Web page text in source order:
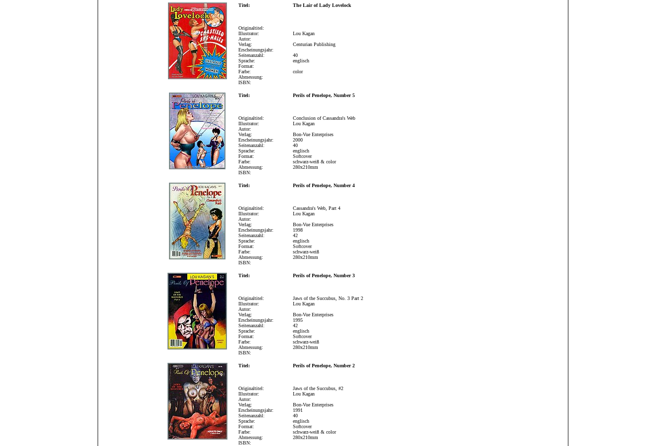
Titel: The Lair of Lady Lovelock
Originaltitel:
Illustrator:
Autor:
Verlag:
Erscheinungsjahr:
Seitenanzahl:
Sprache:
Format:
Farbe:
Abmessung:
ISBN:
Lou Kagan
Centurian Publishing
40
englisch
color
Titel: Perils of Penelope, Number 5
Originaltitel:
Illustrator:
Autor:
Verlag:
Erscheinungsjahr:
Seitenanzahl:
Sprache:
Format:
Farbe:
Abmessung:
ISBN:
Conclusion of Cassandra's Web
Lou Kagan
Bon-Vue Enterprises
2000
40
englisch
Softcover
schwarz-weiß & color
280x210mm
Titel: Perils of Penelope, Number 4
Originaltitel:
Illustrator:
Autor:
Verlag:
Erscheinungsjahr:
Seitenanzahl:
Sprache:
Format:
Farbe:
Abmessung:
ISBN:
Cassandra's Web, Part 4
Lou Kagan
Bon-Vue Enterprises
1998
42
englisch
Softcover
schwarz-weiß
280x210mm
Titel: Perils of Penelope, Number 3
Originaltitel:
Illustrator:
Autor:
Verlag:
Erscheinungsjahr:
Seitenanzahl:
Sprache:
Format:
Farbe:
Abmessung:
ISBN:
Jaws of the Succubus, No. 3 Part 2
Lou Kagan
Bon-Vue Enterprises
1995
42
englisch
Softcover
schwarz-weiß
280x210mm
Titel: Perils of Penelope, Number 2
Originaltitel:
Illustrator:
Autor:
Verlag:
Erscheinungsjahr:
Seitenanzahl:
Sprache:
Format:
Farbe:
Abmessung:
ISBN:
Jaws of the Succubus, #2
Lou Kagan
Bon-Vue Enterprises
1991
40
englisch
Softcover
schwarz-weiß & color
280x210mm